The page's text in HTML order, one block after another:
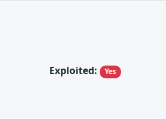
Exploited: Yes